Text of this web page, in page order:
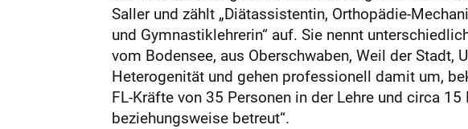
Saller und zählt „Diätassistentin, Orthopädie-
und Gymnastiklehrerin“ auf. Sie nennt
vom Bodensee, aus Oberschwaben, Weil der
Heterogenität und gehen professionell damit um,
FL-Kräfte von 35 Personen in der Lehre und circa
beziehungsweise betreut“.